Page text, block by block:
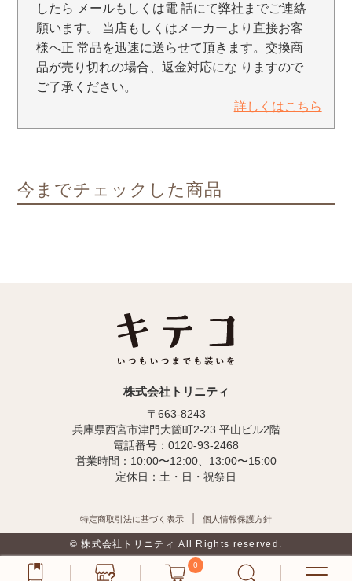
したら メールもしくは電 話にて弊社までご連絡
願います。 当店もしくはメーカーより直接お客
様へ正 常品を迅速に送らせて頂きます。交換商
品が売り切れの場合、返金対応にな りますので
ご了承ください。
詳しくはこちら
今までチェックした商品
株式会社トリニティ
〒663-8243
兵庫県西宮市津門大箇町2-23 平山ビル2階
電話番号：0120-93-2468
営業時間：10:00〜12:00、13:00〜15:00
定休日：土・日・祝祭日
特定商取引法に基づく表示 個人情報保護方針
© 株式会社トリニティ All Rights reserved.
0